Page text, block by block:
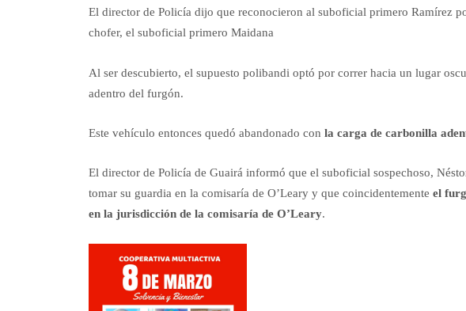
El director de Policía dijo que reconocieron al suboficial primero Ramírez
chofer, el suboficial primero Maidana
Al ser descubierto, el supuesto polibandi optó por correr hacia un lugar
adentro del furgón.
Este vehículo entonces quedó abandonado con la carga de carbonilla
El director de Policía de Guairá informó que el suboficial sospechoso,
tomar su guardia en la comisaría de O’Leary y que coincidentemente el
en la jurisdicción de la comisaría de O’Leary.